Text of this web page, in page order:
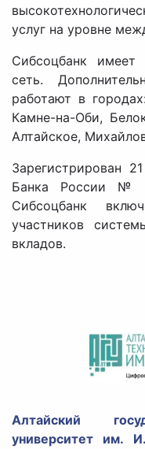
услуг на уровне
Сибсоцбанк имеет
сеть.
работают в
Камне-на-Оби,
Алтайское,
Зарегистрирован
Банка России №
Сибсоцбанк
участников
вкладов.
Алтайский
университет им.